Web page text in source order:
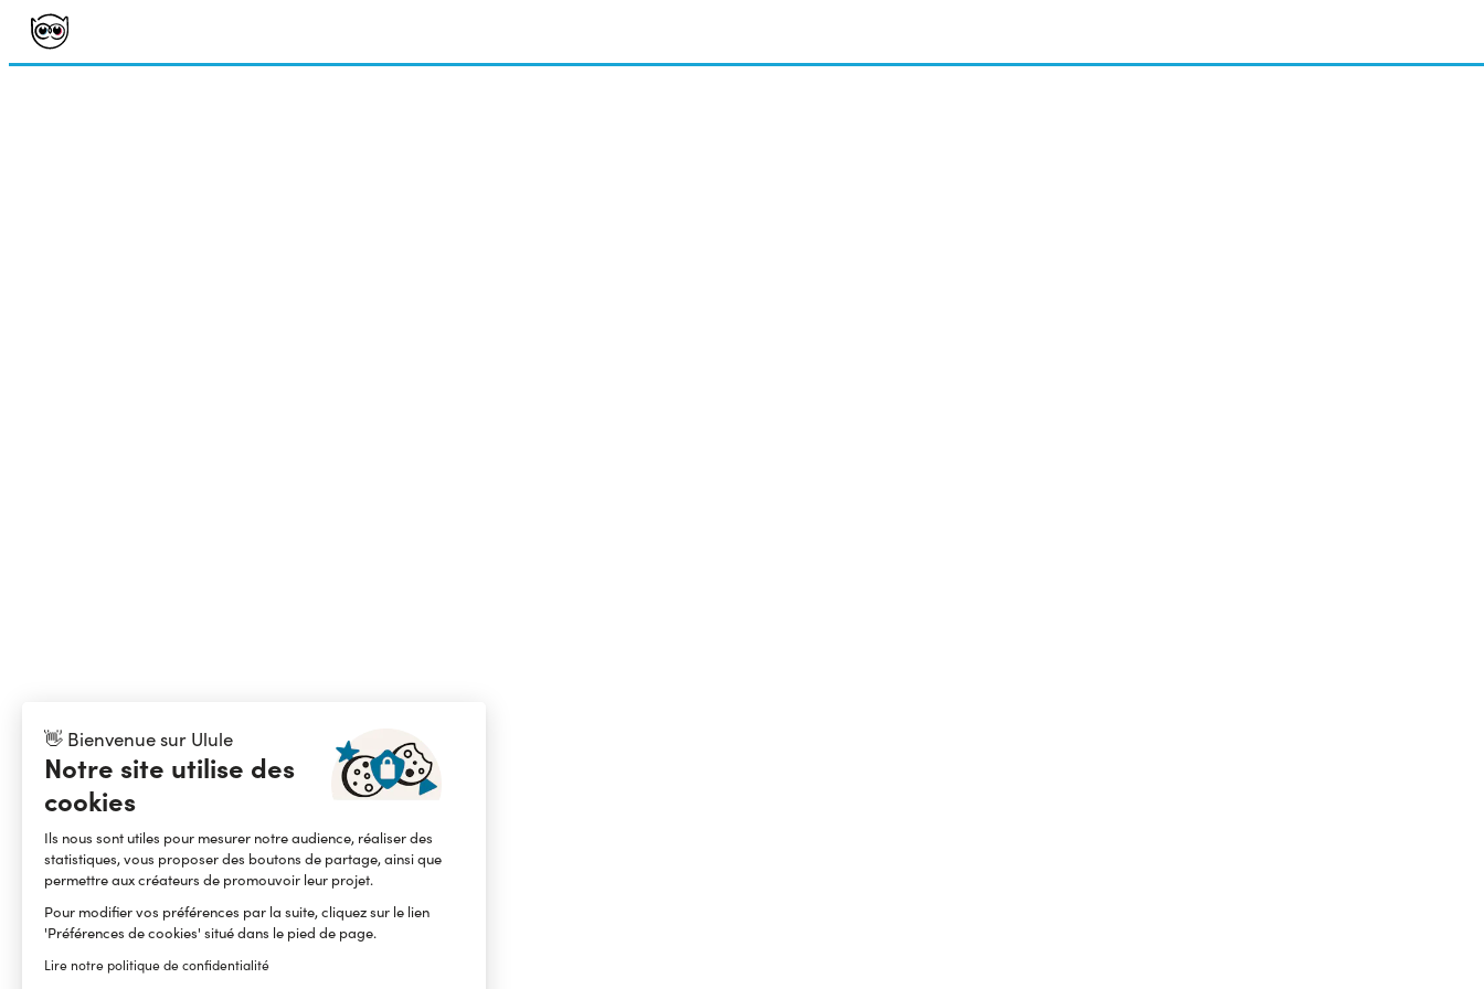
👋 Bienvenue sur Ulule
Notre site utilise des
cookies
Ils nous sont utiles pour mesurer notre audience, réaliser des
statistiques, vous proposer des boutons de partage, ainsi que
permettre aux créateurs de promouvoir leur projet.
Pour modifier vos préférences par la suite, cliquez sur le lien
'Préférences de cookies' situé dans le pied de page.
Lire notre politique de confidentialité